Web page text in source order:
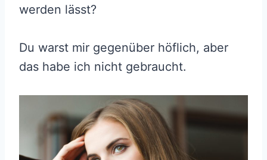
werden lässt?
Du warst mir gegenüber höflich, aber
das habe ich nicht gebraucht.